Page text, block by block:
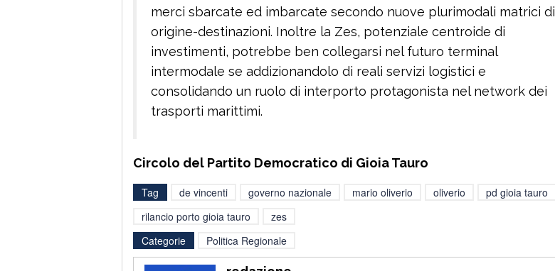
merci sbarcate ed imbarcate secondo nuove plurimodali matrici di
origine-destinazioni. Inoltre la Zes, potenziale centroide di
investimenti, potrebbe ben collegarsi nel futuro terminal
intermodale se addizionandolo di reali servizi logistici e
consolidando un ruolo di interporto protagonista nel network dei
trasporti marittimi.
Circolo del Partito Democratico di Gioia Tauro
Tag de vincenti governo nazionale mario oliverio oliverio
pd gioia tauro
rilancio porto gioia tauro
zes
Categorie
Politica Regionale